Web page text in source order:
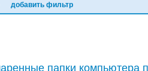
добавить фильтр
папки компьютера